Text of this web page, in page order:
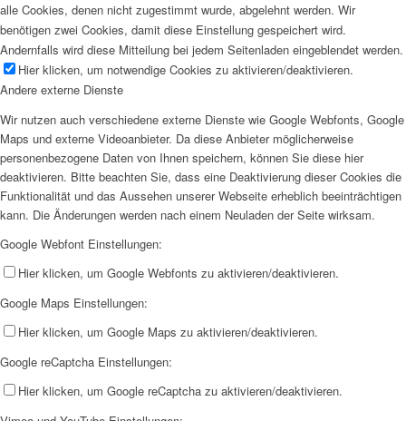
alle Cookies, denen nicht zugestimmt wurde, abgelehnt werden. Wir
benötigen zwei Cookies, damit diese Einstellung gespeichert wird.
Andernfalls wird diese Mitteilung bei jedem Seitenladen eingeblendet werden.
Hier klicken, um notwendige Cookies zu aktivieren/deaktivieren.
Andere externe Dienste
Wir nutzen auch verschiedene externe Dienste wie Google Webfonts, Google
Maps und externe Videoanbieter. Da diese Anbieter möglicherweise
personenbezogene Daten von Ihnen speichern, können Sie diese hier
deaktivieren. Bitte beachten Sie, dass eine Deaktivierung dieser Cookies die
Funktionalität und das Aussehen unserer Webseite erheblich beeinträchtigen
kann. Die Änderungen werden nach einem Neuladen der Seite wirksam.
Google Webfont Einstellungen:
Hier klicken, um Google Webfonts zu aktivieren/deaktivieren.
Google Maps Einstellungen:
Hier klicken, um Google Maps zu aktivieren/deaktivieren.
Google reCaptcha Einstellungen:
Hier klicken, um Google reCaptcha zu aktivieren/deaktivieren.